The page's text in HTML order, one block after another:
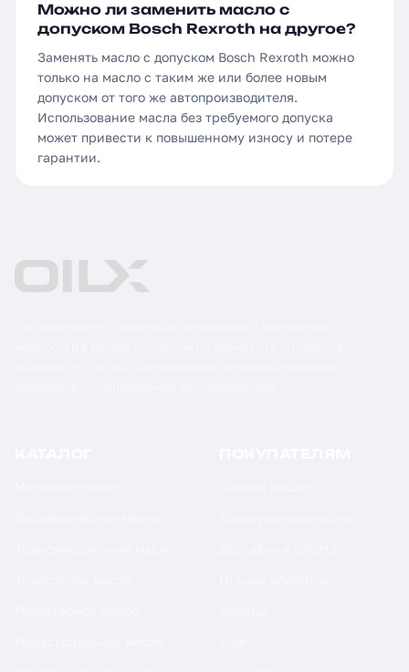
Можно ли заменить масло с
допуском Bosch Rexroth на другое?
Заменять масло с допуском Bosch Rexroth можно
только на масло с таким же или более новым
допуском от того же автопроизводителя.
Использование масла без требуемого допуска
может привести к повышенному износу и потере
гарантии.